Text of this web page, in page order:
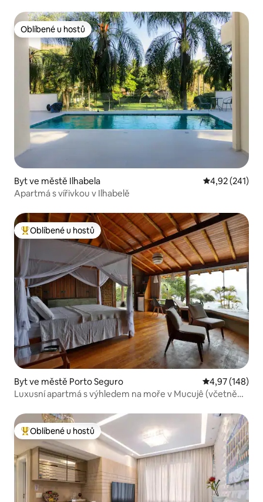
Oblíbené u hostů
Oblíbené u hostů
Byt ve městě Ilhabela Průměrné
4,92 (241)
Apartmá s vířivkou v Ilhabelě
Nejlepší v kategorii Oblíbené u hostů
Oblíbené u hostů
Byt ve městě Porto Seguro Průměrné
4,97 (148)
Luxusní apartmá s výhledem na moře v Mucujê (včetně
Nejlepší v kategorii Oblíbené u hostů
Oblíbené u hostů